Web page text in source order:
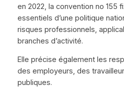
en 2022, la convention no 155
essentiels d’une politique
risques professionnels,
branches d’activité.
Elle précise également les
des employeurs, des
publiques.